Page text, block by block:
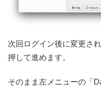
次回ログイン後に変更さ
押して進めます。
そのまま左メニューの「